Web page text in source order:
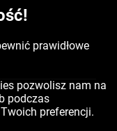
prawidłowe
pozwolisz nam na
podczas
preferencji.